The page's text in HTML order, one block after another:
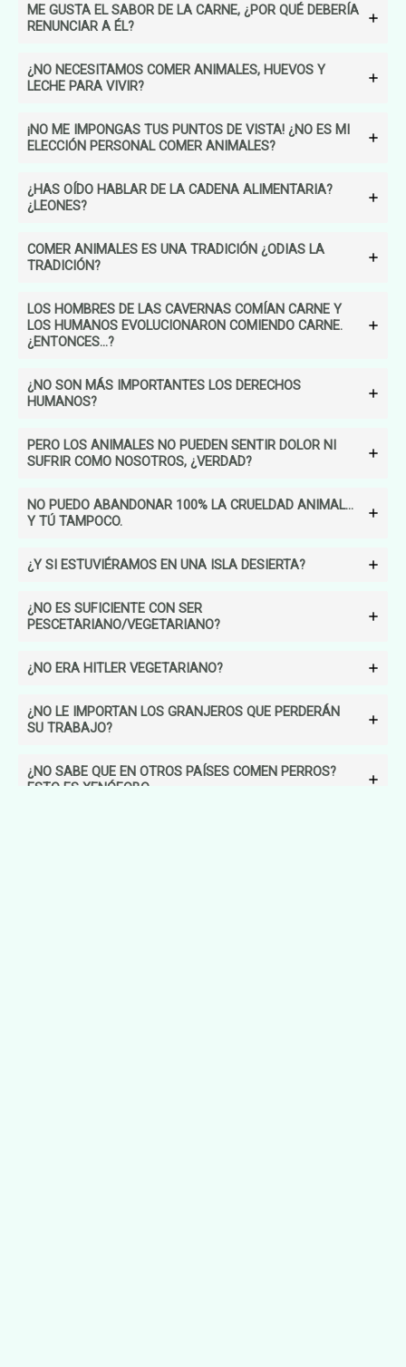
ME GUSTA EL SABOR DE LA CARNE, ¿POR QUÉ DEBERÍA
RENUNCIAR A ÉL?
¿NO NECESITAMOS COMER ANIMALES, HUEVOS Y
LECHE PARA VIVIR?
¡NO ME IMPONGAS TUS PUNTOS DE VISTA! ¿NO ES MI
ELECCIÓN PERSONAL COMER ANIMALES?
¿HAS OÍDO HABLAR DE LA CADENA ALIMENTARIA?
¿LEONES?
COMER ANIMALES ES UNA TRADICIÓN ¿ODIAS LA
TRADICIÓN?
LOS HOMBRES DE LAS CAVERNAS COMÍAN CARNE Y
LOS HUMANOS EVOLUCIONARON COMIENDO CARNE.
¿ENTONCES…?
¿NO SON MÁS IMPORTANTES LOS DERECHOS
HUMANOS?
PERO LOS ANIMALES NO PUEDEN SENTIR DOLOR NI
SUFRIR COMO NOSOTROS, ¿VERDAD?
NO PUEDO ABANDONAR 100% LA CRUELDAD ANIMAL…
Y TÚ TAMPOCO.
¿Y SI ESTUVIÉRAMOS EN UNA ISLA DESIERTA?
¿NO ES SUFICIENTE CON SER
PESCETARIANO/VEGETARIANO?
¿NO ERA HITLER VEGETARIANO?
¿NO LE IMPORTAN LOS GRANJEROS QUE PERDERÁN
SU TRABAJO?
¿NO SABE QUE EN OTROS PAÍSES COMEN PERROS?
ESTO ES XENÓFOBO.